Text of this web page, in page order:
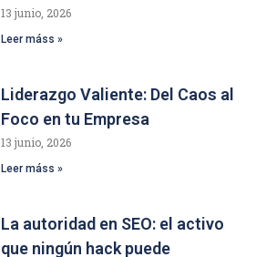
13 junio, 2026
Leer máss »
Liderazgo Valiente: Del Caos al
Foco en tu Empresa
13 junio, 2026
Leer máss »
La autoridad en SEO: el activo
que ningún hack puede